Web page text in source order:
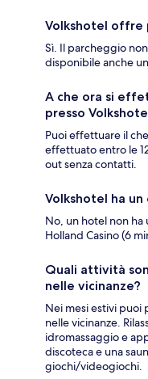
Volkshotel offre
Sì. Il parcheggio
disponibile anche
A che ora si
presso
Puoi effettuare il
effettuato entro le
out senza contatti.
Volkshotel ha un
No, un hotel non ha
Holland Casino (6
Quali attività
nelle vicinanze?
Nei mesi estivi puoi
nelle vicinanze.
idromassaggio e
discoteca e una
giochi/videogiochi.